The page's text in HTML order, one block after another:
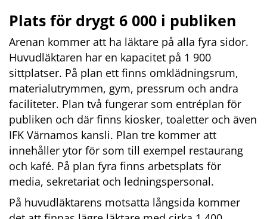
Plats för drygt 6 000 i publiken
Arenan kommer att ha läktare på alla fyra sidor.
Huvudläktaren har en kapacitet på 1 900
sittplatser. På plan ett finns omklädningsrum,
materialutrymmen, gym, pressrum och andra
faciliteter. Plan två fungerar som entréplan för
publiken och där finns kiosker, toaletter och även
IFK Värnamos kansli. Plan tre kommer att
innehåller ytor för som till exempel restaurang
och kafé. På plan fyra finns arbetsplats för
media, sekretariat och ledningspersonal.
På huvudläktarens motsatta långsida kommer